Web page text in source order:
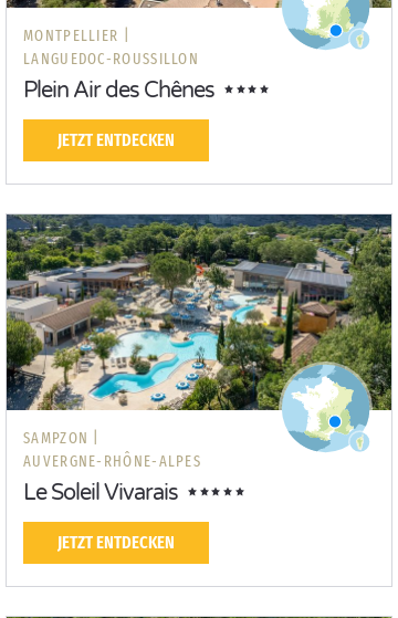
MONTPELLIER |
LANGUEDOC-ROUSSILLON
Plein Air des Chênes
JETZT ENTDECKEN
SAMPZON |
AUVERGNE-RHÔNE-ALPES
Le Soleil Vivarais
JETZT ENTDECKEN